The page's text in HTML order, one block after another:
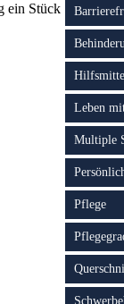
ein Stück
Leben
Multiple
Pflege